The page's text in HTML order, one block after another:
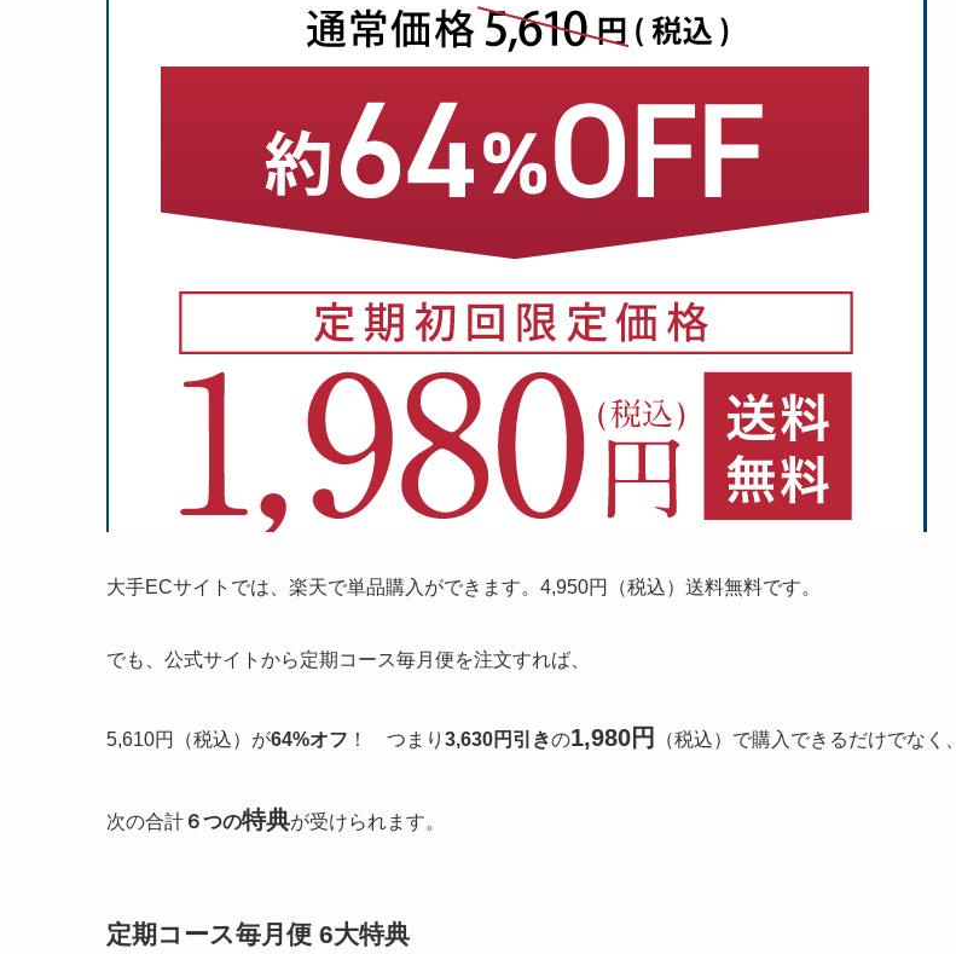
大手ECサイトでは、楽天で単品購入ができます。4,950円（税込）送料無料です。
でも、公式サイトから定期コース毎月便を注文すれば、
5,610円（税込）が64%オフ ！ つまり 3,630円引きの1,980円 （税込）で購入できるだけでなく、
次の合計 ６つの特典が受けられます。
定期コース毎月便 6大特典